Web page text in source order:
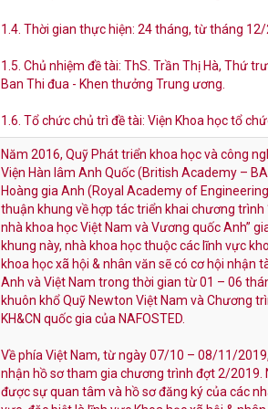
1.4. Thời gian thực hiện: 24 tháng, từ tháng
1.5. Chủ nhiệm đề tài: ThS. Trần Thị Hà, Thứ
Ban Thi đua - Khen thưởng Trung ương.
1.6. Tổ chức chủ trì đề tài: Viện Khoa học tổ
Năm 2016, Quỹ Phát triển khoa học và công
Viện Hàn lâm Anh Quốc (British Academy –
Hoàng gia Anh (Royal Academy of
thuận khung về hợp tác triển khai chương
nhà khoa học Việt Nam và Vương quốc Anh”
khung này, nhà khoa học thuộc các lĩnh vực
khoa học xã hội & nhân văn sẽ có cơ hội nhận
Anh và Việt Nam trong thời gian từ 01 – 06
khuôn khổ Quỹ Newton Việt Nam và Chương
KH&CN quốc gia của NAFOSTED.
Về phía Việt Nam, từ ngày 07/10 – 08/11/
nhận hồ sơ tham gia chương trình đợt 2/2019.
được sự quan tâm và hồ sơ đăng ký của các